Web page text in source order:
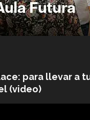
para llevar a
(video)